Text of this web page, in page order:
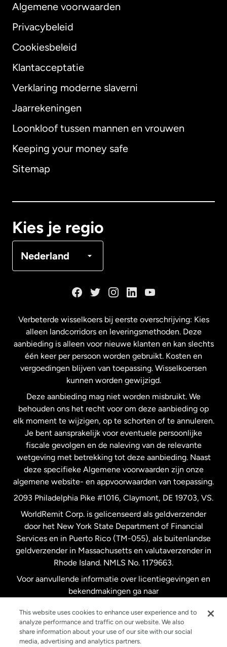
Algemene voorwaarden
Privacybeleid
Cookiesbeleid
Klantacceptatie
Verklaring moderne slaverni
Jaarrekeningen
Loonkloof tussen mannen en vrouwen
Keeping your money safe
Sitemap
Kies je regio
Nederland
Internationaal English
Australië
Maleisië
Nederland
Nieuw-Zeeland
Spanje
Verenigd Koninkrijk
Verenigde Staten English
Verenigde Staten Español
Zweden
Verbeterde wisselkoers bij eerste overschrijving: Kies
alleen landcorridors en leveringsmethoden. Deze
aanbieding is alleen voor nieuwe klanten en kan slechts
één keer per persoon worden gebruikt. Kosten en
vergoedingen blijven van toepassing. Wisselkoersen
kunnen worden gewijzigd.
Deze aanbieding mag niet worden misbruikt. We
behouden ons het recht voor om deze aanbieding op
elk moment te wijzigen, op te schorten of te annuleren.
Je bent aansprakelijk voor eventuele persoonlijke
fiscale gevolgen en de naleving van de relevante
wetgeving met betrekking tot deze aanbieding. Naast
deze specifieke Algemene voorwaarden zijn onze
algemene website- en appvoorwaarden van toepassing.
2093 Philadelphia Pike #1016, Claymont, DE 19703, VS.
WorldRemit Corp. is gelicenseerd als geldverzender
door het New York State Department of Financial
Services en in Puerto Rico (TM-055), als buitenlandse
geldverzender in Massachusetts en valutaverzender in
Rhode Island. NMLS No. 1179663.
Voor aanvullende informatie over licentiegevingen en
bekendmakingen ga naar
This website uses cookies to enhance user experience and to
analyze performance and traffic on our website. We also
share information about your use of our site with our social
media, advertising and analytics partners.